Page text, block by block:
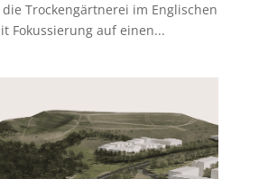
Trockengärtnerei im Englischen
Fokussierung auf einen...